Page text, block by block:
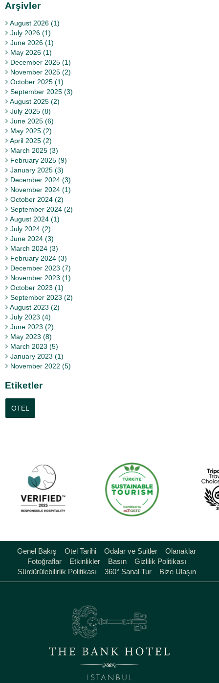
Arşivler
August 2026 (1)
July 2026 (1)
June 2026 (1)
May 2026 (1)
December 2025 (1)
November 2025 (2)
October 2025 (1)
September 2025 (3)
August 2025 (2)
July 2025 (8)
June 2025 (6)
May 2025 (2)
April 2025 (2)
March 2025 (3)
February 2025 (9)
January 2025 (3)
December 2024 (3)
November 2024 (1)
October 2024 (2)
September 2024 (2)
August 2024 (1)
July 2024 (2)
June 2024 (3)
March 2024 (3)
February 2024 (3)
December 2023 (7)
November 2023 (1)
October 2023 (1)
September 2023 (2)
August 2023 (2)
July 2023 (4)
June 2023 (2)
May 2023 (8)
March 2023 (5)
January 2023 (1)
November 2022 (5)
Etiketler
OTEL
Genel Bakış Otel Tarihi Odalar ve Suitler
Olanaklar
Fotoğraflar
Etkinlikler Basın
Gizlilik Politikası
Sürdürülebilirlik Politikası
360° Sanal Tur Bize Ulaşın